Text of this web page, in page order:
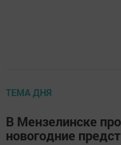
ТЕМА ДНЯ
В Мензелинске
новогодние